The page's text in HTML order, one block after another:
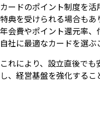
カードのポイント制度を
特典を受けられる場合もあ
年会費やポイント還元率、
自社に最適なカードを選ぶ
これにより、設立直後で
し、経営基盤を強化するこ